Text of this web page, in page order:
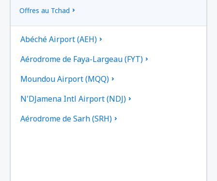
Offres au Tchad
Abéché Airport (AEH)
Aérodrome de Faya-Largeau (FYT)
Moundou Airport (MQQ)
N'DJamena Intl Airport (NDJ)
Aérodrome de Sarh (SRH)